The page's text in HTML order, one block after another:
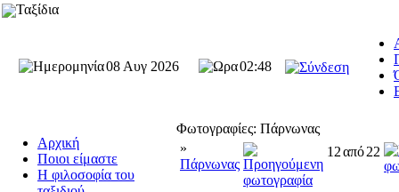
Ταξίδια
08 Αυγ 2026 02:48
Αρχική
Ποιοι είμαστε
Η φιλοσοφία του
Φωτογραφίες: Πάρνωνας
»
Πάρνωνας
12από22